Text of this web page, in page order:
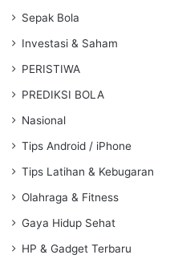
Sepak Bola
Investasi & Saham
PERISTIWA
PREDIKSI BOLA
Nasional
Tips Android / iPhone
Tips Latihan & Kebugaran
Olahraga & Fitness
Gaya Hidup Sehat
HP & Gadget Terbaru